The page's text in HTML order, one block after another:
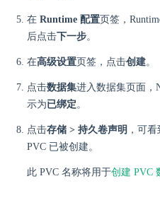
在 Runtime 配置页签，
后点击下一步。
在高级设置页签，点击创建。
点击数据集进入数据集页面，
示为已绑定。
点击存储 > 持久卷声明 ，可
PVC 已被创建。
此 PVC 名称将用于创建 PVC